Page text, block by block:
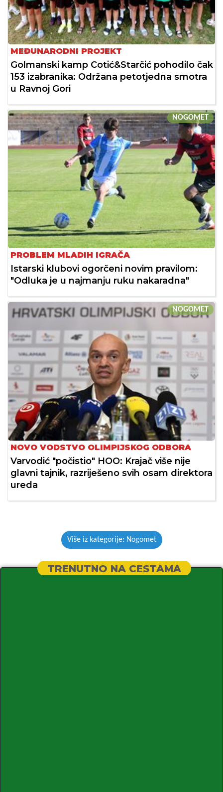
MEĐUNARODNI PROJEKT
Golmanski kamp Cotić&Starčić pohodilo čak
153 izabranika: Održana petotjedna smotra
u Ravnoj Gori
NOGOMET
PROBLEM MLADIH IGRAČA
Istarski klubovi ogorčeni novim pravilom:
"Odluka je u najmanju ruku nakaradna"
NOGOMET
NOVO VODSTVO OLIMPIJSKOG ODBORA
Varvodić "počistio" HOO: Krajač više nije
glavni tajnik, razriješeno svih osam direktora
ureda
Više iz kategorije: Nogomet
TRENUTNO NA CESTAMA